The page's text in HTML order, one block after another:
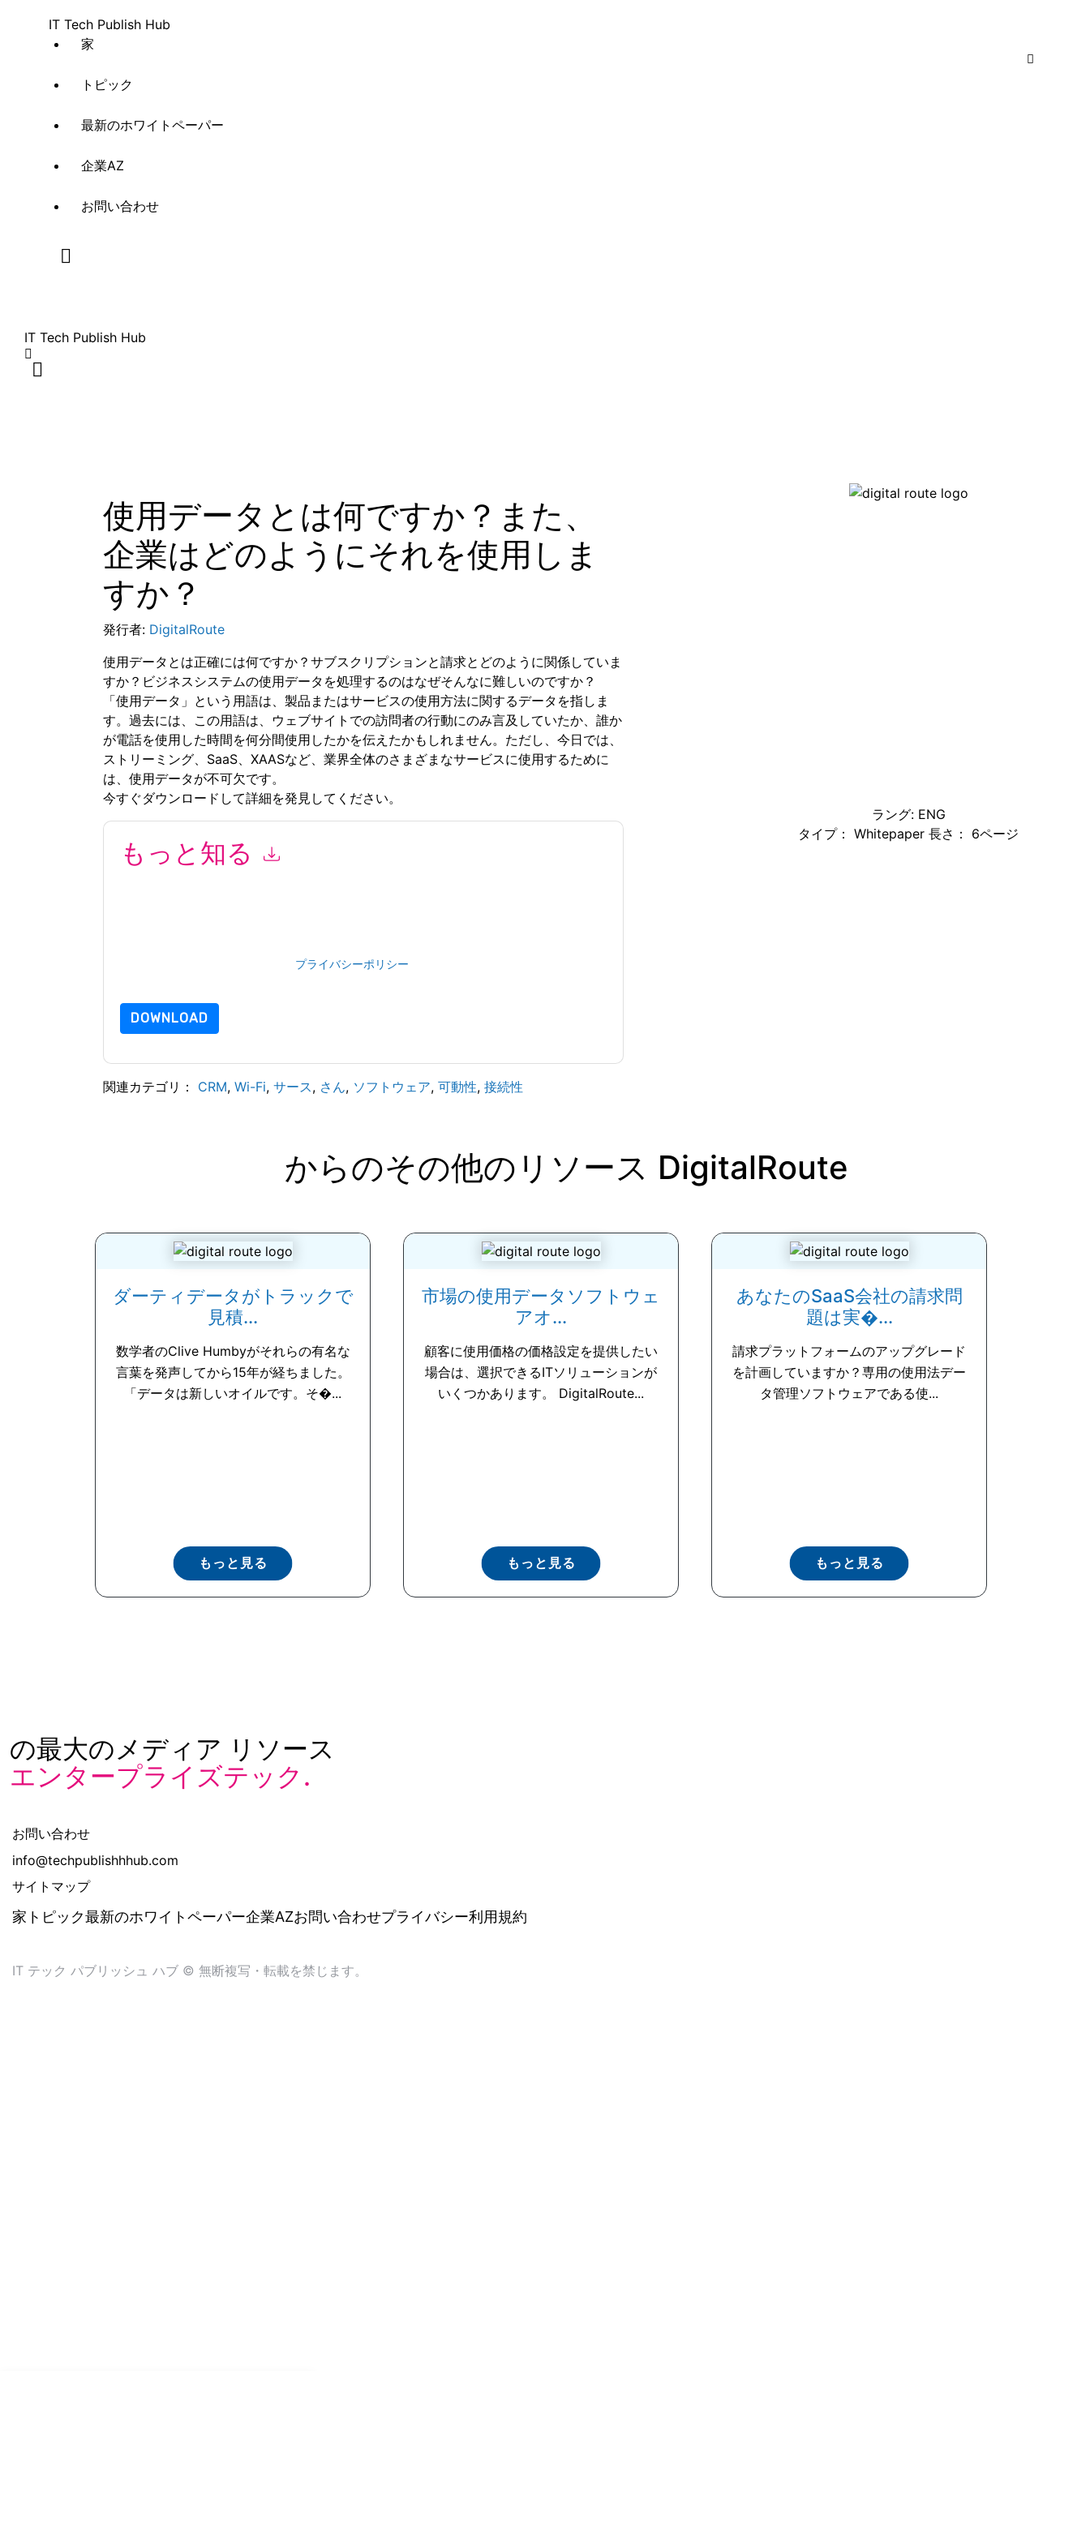
IT Tech Publish Hub
家
トピック
最新のホワイトペーパー
企業AZ
お問い合わせ
IT Tech Publish Hub
使用データとは何ですか？また、
企業はどのようにそれを使用しま
すか？
発行者: DigitalRoute
使用データとは正確には何ですか？サブスクリプションと請求とどのように関係していま
すか？ビジネスシステムの使用データを処理するのはなぜそんなに難しいのですか？
「使用データ」という用語は、製品またはサービスの使用方法に関するデータを指しま
す。過去には、この用語は、ウェブサイトでの訪問者の行動にのみ言及していたか、誰か
が電話を使用した時間を何分間使用したかを伝えたかもしれません。ただし、今日では、
ストリーミング、SaaS、XAASなど、業界全体のさまざまなサービスに使用するために
は、使用データが不可欠です。
今すぐダウンロードして詳細を発見してください。
もっと知る
プライバシーポリシー
DOWNLOAD
関連カテゴリ： CRM, Wi-Fi, サース, さん, ソフトウェア, 可動性, 接続性
ラング: ENG
タイプ： Whitepaper 長さ： 6ページ
からのその他のリソース DigitalRoute
ダーティデータがトラックで
見積...
数学者のClive Humbyがそれらの有名な
言葉を発声してから15年が経ちました。
「データは新しいオイルです。そ�...
もっと見る
市場の使用データソフトウェ
アオ...
顧客に使用価格の価格設定を提供したい
場合は、選択できるITソリューションが
いくつかあります。 DigitalRoute...
もっと見る
あなたのSaaS会社の請求問
題は実�...
請求プラットフォームのアップグレード
を計画していますか？専用の使用法デー
タ管理ソフトウェアである使...
もっと見る
の最大のメディア リソース
エンタープライズテック.
お問い合わせ
info@techpublishhhub.com
サイトマップ
家 トピック最新のホワイトペーパー企業AZお問い合わせプライバシー利用規約
IT テック パブリッシュ ハブ © 無断複写・転載を禁じます。